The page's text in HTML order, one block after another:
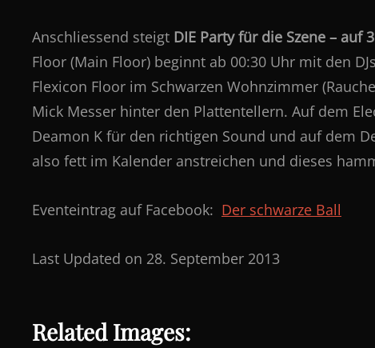
Anschliessend steigt DIE Party für die Szene – auf
Floor (Main Floor) beginnt ab 00:30 Uhr mit den
Flexicon Floor im Schwarzen Wohnzimmer
Mick Messer hinter den Plattentellern. Auf dem
Deamon K für den richtigen Sound und auf dem
also fett im Kalender anstreichen und dieses
Eventeintrag auf Facebook: Der schwarze Ball
Last Updated on 28. September 2013
Related Images: